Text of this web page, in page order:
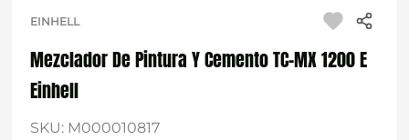
EINHELL
Mezclador De Pintura Y Cemento TC-MX 1200 E
Einhell
SKU: M000010817